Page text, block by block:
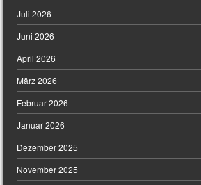
Juli 2026
Juni 2026
April 2026
März 2026
Februar 2026
Januar 2026
Dezember 2025
November 2025